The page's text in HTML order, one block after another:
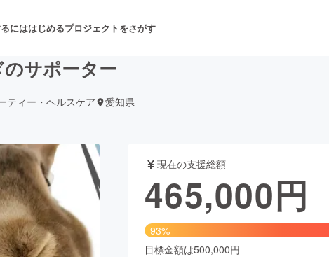
にははじめるプロジェクトをさがす
舞台・パフォーマンス
ファッション
アニメ・漫画
のサポーター
ティー・ヘルスケア 愛知県
現在の支援総額
465,000円
93%
目標金額は500,000円